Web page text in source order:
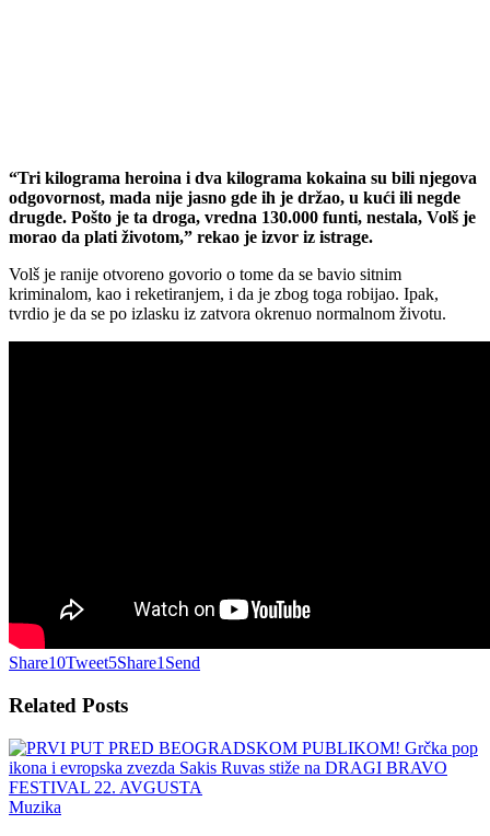
“Tri kilograma heroina i dva kilograma kokaina su bili njegova
odgovornost, mada nije jasno gde ih je držao, u kući ili negde
drugde. Pošto je ta droga, vredna 130.000 funti, nestala, Volš je
morao da plati životom,” rekao je izvor iz istrage.
Volš je ranije otvoreno govorio o tome da se bavio sitnim
kriminalom, kao i reketiranjem, i da je zbog toga robijao. Ipak,
tvrdio je da se po izlasku iz zatvora okrenuo normalnom životu.
Share10Tweet5Share1 Send
Related Posts
Muzika